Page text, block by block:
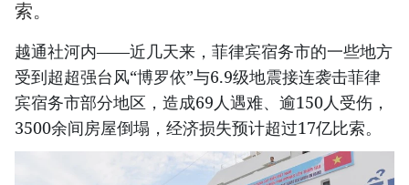
索。
越通社河内——近几天来，菲律宾宿务市的一些地方
受到超超强台风“博罗依”与6.9级地震接连袭击菲律
宾宿务市部分地区，造成69人遇难、逾150人受伤，
3500余间房屋倒塌，经济损失预计超过17亿比索。